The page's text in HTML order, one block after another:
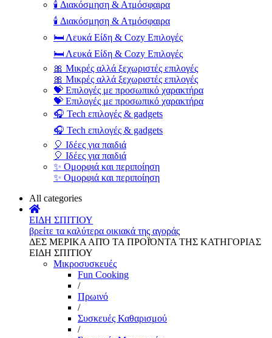
🕯️ Διακόσμηση & Ατμόσφαιρα
🕯️ Διακόσμηση & Ατμόσφαιρα
🛏️ Λευκά Είδη & Cozy Επιλογές
🛏️ Λευκά Είδη & Cozy Επιλογές
🎀 Μικρές αλλά ξεχωριστές επιλογές
🎀 Μικρές αλλά ξεχωριστές επιλογές
💝 Επιλογές με προσωπικό χαρακτήρα
💝 Επιλογές με προσωπικό χαρακτήρα
🎧 Tech επιλογές & gadgets
🎧 Tech επιλογές & gadgets
🎈 Ιδέες για παιδιά
🎈 Ιδέες για παιδιά
✨ Ομορφιά και περιποίηση
✨ Ομορφιά και περιποίηση
All categories
ΕΙΔΗ ΣΠΙΤΙΟΥ
βρείτε τα καλύτερα οικιακά της αγοράς
ΔΕΣ ΜΕΡΙΚΑ ΑΠΌ ΤΑ ΠΡΟΪΌΝΤΑ ΤΗΣ ΚΑΤΗΓΟΡΙΑΣ
ΕΙΔΗ ΣΠΙΤΙΟΥ
Μικροσυσκευές
Fun Cooking
/
Πρωινό
/
Συσκευές Καθαρισμού
/